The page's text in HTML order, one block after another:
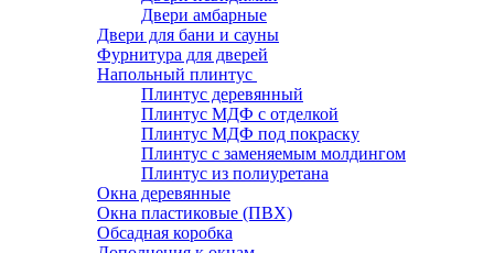
Двери амбарные
Двери для бани и сауны
Фурнитура для дверей
Напольный плинтус
Плинтус деревянный
Плинтус МДФ с отделкой
Плинтус МДФ под покраску
Плинтус с заменяемым молдингом
Плинтус из полиуретана
Окна деревянные
Окна пластиковые (ПВХ)
Обсадная коробка